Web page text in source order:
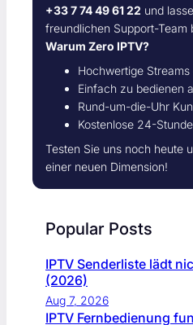
+33 7 74 49 61 22 und
freundlichen Support-Team
Warum Zero IPTV?
Hochwertige
Einfach zu bedienen
Rund-um-die-Uhr
Kostenlose 24-
Testen Sie uns noch heute
einer neuen Dimension!
Popular Posts
IPTV Senderliste lädt
(2026)
Aug 7, 2026
IPTV Fernbedienung